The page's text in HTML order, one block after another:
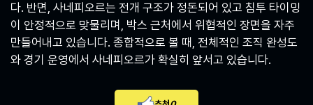
다. 반면, 사네피오르는 전개 구조가 정돈되어 있고 침투 타이밍
이 안정적으로 맞물리며, 박스 근처에서 위협적인 장면을 자주
만들어내고 있습니다. 종합적으로 볼 때, 전체적인 조직 완성도
와 경기 운영에서 사네피오르가 확실히 앞서고 있습니다.